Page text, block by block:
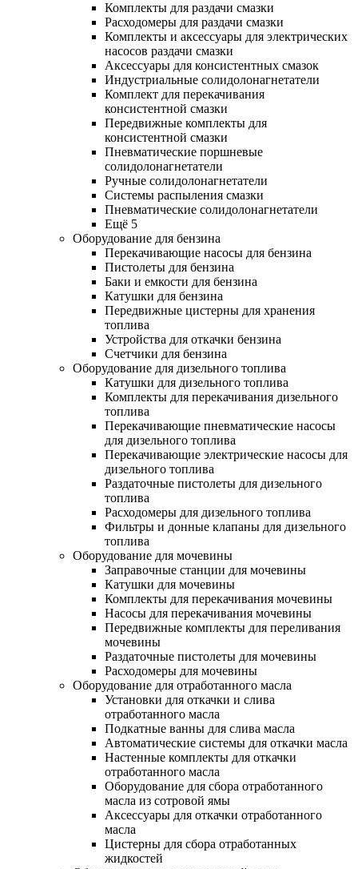
Комплекты для раздачи смазки
Расходомеры для раздачи смазки
Комплекты и аксессуары для электрических
насосов раздачи смазки
Аксессуары для консистентных смазок
Индустриальные солидолонагнетатели
Комплект для перекачивания
консистентной смазки
Передвижные комплекты для
консистентной смазки
Пневматические поршневые
солидолонагнетатели
Ручные солидолонагнетатели
Системы распыления смазки
Пневматические солидолонагнетатели
Ещё 5
Оборудование для бензина
Перекачивающие насосы для бензина
Пистолеты для бензина
Баки и емкости для бензина
Катушки для бензина
Передвижные цистерны для хранения
топлива
Устройства для откачки бензина
Счетчики для бензина
Оборудование для дизельного топлива
Катушки для дизельного топлива
Комплекты для перекачивания дизельного
топлива
Перекачивающие пневматические насосы
для дизельного топлива
Перекачивающие электрические насосы для
дизельного топлива
Раздаточные пистолеты для дизельного
топлива
Расходомеры для дизельного топлива
Фильтры и донные клапаны для дизельного
топлива
Оборудование для мочевины
Заправочные станции для мочевины
Катушки для мочевины
Комплекты для перекачивания мочевины
Насосы для перекачивания мочевины
Передвижные комплекты для переливания
мочевины
Раздаточные пистолеты для мочевины
Расходомеры для мочевины
Оборудование для отработанного масла
Установки для откачки и слива
отработанного масла
Подкатные ванны для слива масла
Автоматические системы для откачки масла
Настенные комплекты для откачки
отработанного масла
Оборудование для сбора отработанного
масла из сотровой ямы
Аксессуары для откачки отработанного
масла
Цистерны для сбора отработанных
жидкостей